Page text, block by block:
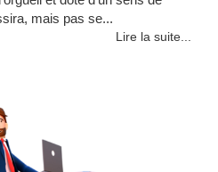
mais pas se...
Lire la suite...